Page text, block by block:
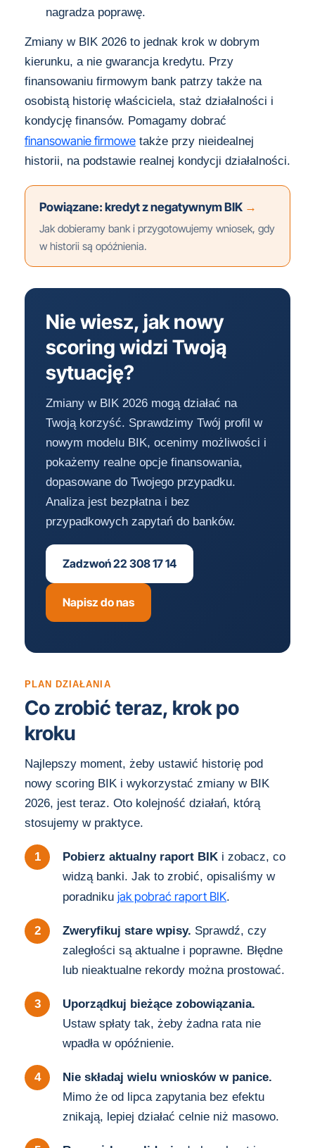
nagradza poprawę.
Zmiany w BIK 2026 to jednak krok w dobrym
kierunku, a nie gwarancja kredytu. Przy
finansowaniu firmowym bank patrzy także na
osobistą historię właściciela, staż działalności i
kondycję finansów. Pomagamy dobrać
finansowanie firmowe także przy nieidealnej
historii, na podstawie realnej kondycji działalności.
Powiązane: kredyt z negatywnym BIK →
Jak dobieramy bank i przygotowujemy wniosek, gdy
w historii są opóźnienia.
Nie wiesz, jak nowy
scoring widzi Twoją
sytuację?
Zmiany w BIK 2026 mogą działać na
Twoją korzyść. Sprawdzimy Twój profil w
nowym modelu BIK, ocenimy możliwości i
pokażemy realne opcje finansowania,
dopasowane do Twojego przypadku.
Analiza jest bezpłatna i bez
przypadkowych zapytań do banków.
Zadzwoń 22 308 17 14
Napisz do nas
PLAN DZIAŁANIA
Co zrobić teraz, krok po
kroku
Najlepszy moment, żeby ustawić historię pod
nowy scoring BIK i wykorzystać zmiany w BIK
2026, jest teraz. Oto kolejność działań, którą
stosujemy w praktyce.
Pobierz aktualny raport BIK i zobacz, co
widzą banki. Jak to zrobić, opisaliśmy w
poradniku jak pobrać raport BIK.
Zweryfikuj stare wpisy. Sprawdź, czy
zaległości są aktualne i poprawne. Błędne
lub nieaktualne rekordy można prostować.
Uporządkuj bieżące zobowiązania.
Ustaw spłaty tak, żeby żadna rata nie
wpadła w opóźnienie.
Nie składaj wielu wniosków w panice.
Mimo że od lipca zapytania bez efektu
znikają, lepiej działać celnie niż masowo.